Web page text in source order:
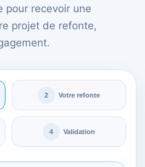
pour recevoir une
projet de refonte,
2 Votre refonte
4 Validation